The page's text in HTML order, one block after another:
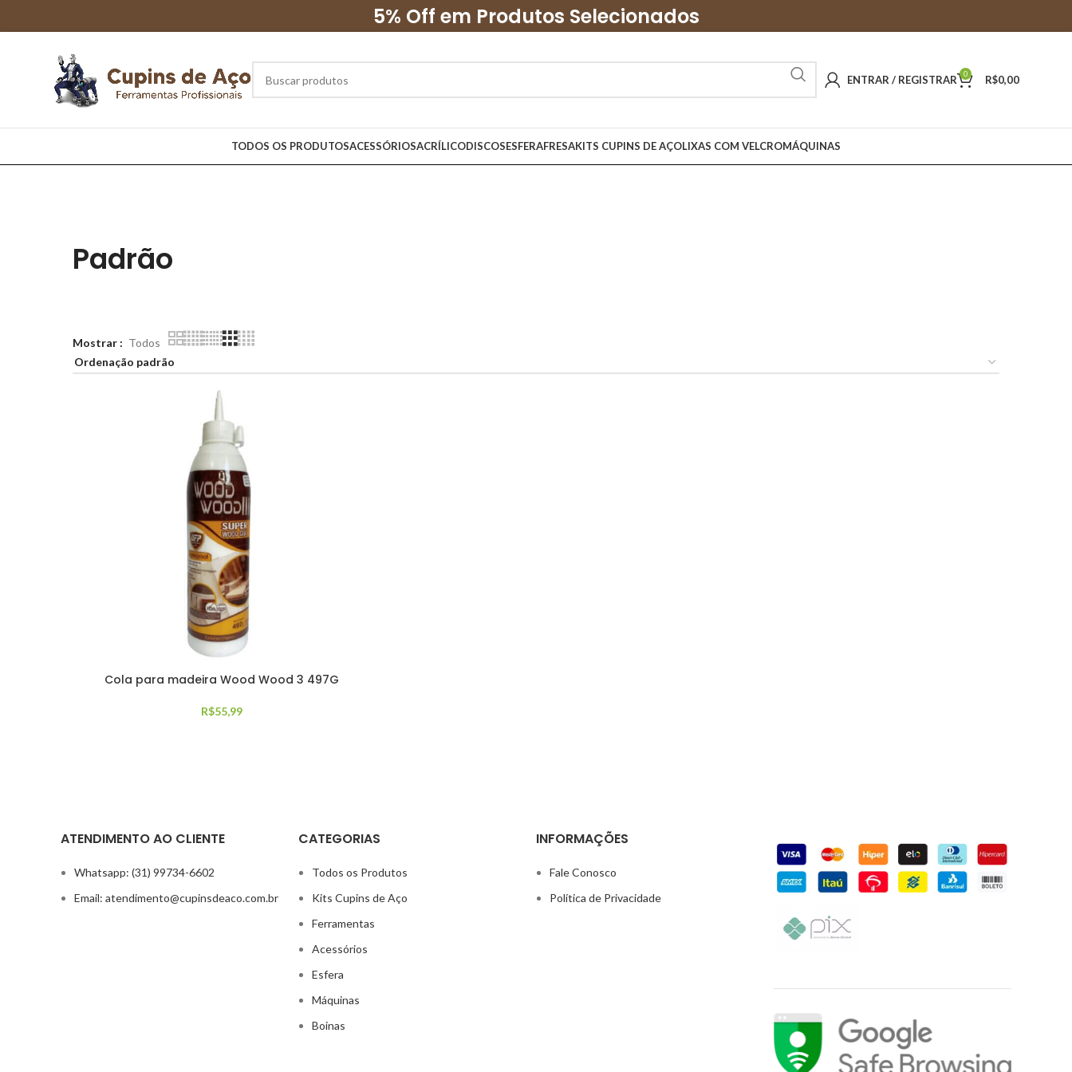
5% Off em Produtos Selecionados
ENTRAR / REGISTRAR 0 R$0,00
TODOS OS PRODUTOSACESSÓRIOSACRÍLICODISCOSESFERAFRESAKITS CUPINS DE AÇOLIXAS COM VELCROMÁQUINAS
Padrão
Mostrar Todos
Cola para madeira Wood Wood 3 497G
R$55,99
ATENDIMENTO AO CLIENTE
Whatsapp: (31) 99734-6602
Email: atendimento@cupinsdeaco.com.br
CATEGORIAS
Todos os Produtos
Kits Cupins de Aço
Ferramentas
Acessórios
Esfera
Máquinas
Boinas
INFORMAÇÕES
Fale Conosco
Política de Privacidade